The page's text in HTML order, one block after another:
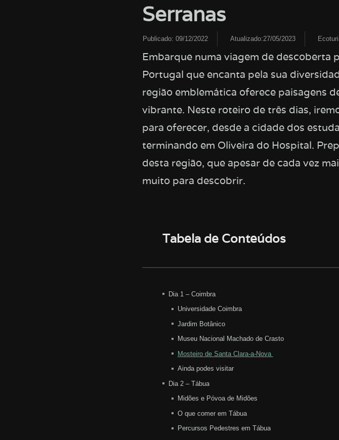
Serranas
Publicado: 09/12/2022 Atualizado:27/05/2023
Embarque numa viagem de descoberta
Portugal que encanta pela sua
região emblemática oferece paisagens
vibrante. Neste roteiro de três dias,
para oferecer, desde a cidade dos
terminando em Oliveira do Hospital.
desta região, que apesar de cada vez
muito para descobrir.
Tabela de Conteúdos
Dia 1 – Coimbra
Universidade Coimbra
Jardim Botânico
Museu Nacional Machado de Crasto
Mosteiro de Santa Clara-a-Nova
Ainda podes visitar
Dia 2 – Tábua
Midões e Póvoa de Midões
O que comer em Tábua
Percursos Pedestres em Tábua